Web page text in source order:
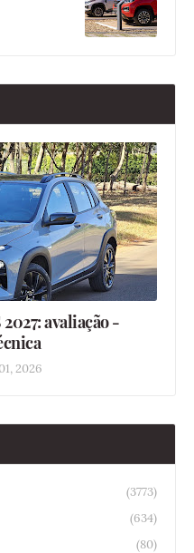
avaliação -
2026
(3773)
(634)
(80)